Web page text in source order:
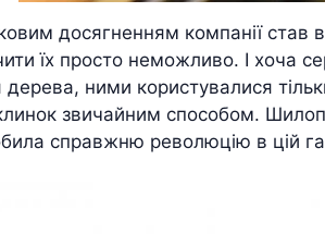
досягненням компанії став
їх просто неможливо. І хоча
дерева, ними користувалися
звичайним способом.
справжню революцію в цій